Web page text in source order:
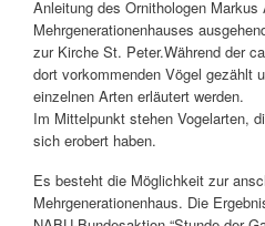
Anleitung des Ornithologen
Mehrgenerationenhauses
zur Kirche St. Peter.Während der
dort vorkommenden Vögel gezählt
einzelnen Arten erläutert werden.
Im Mittelpunkt stehen Vogelarten,
sich erobert haben.
Es besteht die Möglichkeit zur
Mehrgenerationenhaus. Die